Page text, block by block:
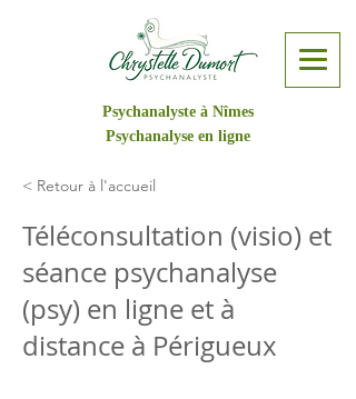
Psychanalyste à Nîmes
Psychanalyse en ligne
< Retour à l'accueil
Téléconsultation (visio) et
séance psychanalyse
(psy) en ligne et à
distance à Périgueux